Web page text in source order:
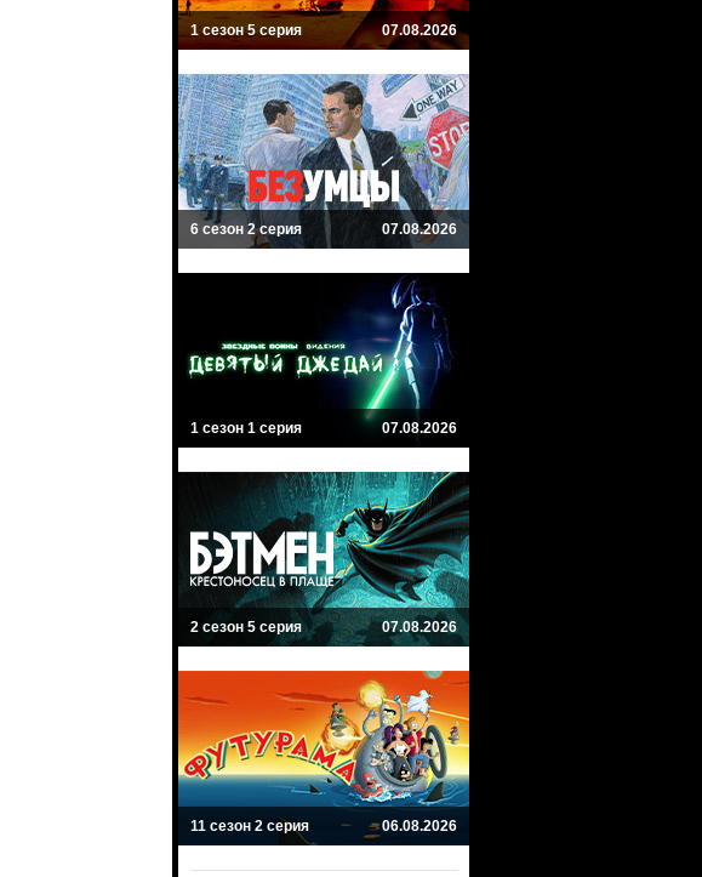
1 сезон 5 серия 07.08.2026
6 сезон 2 серия 07.08.2026
1 сезон 1 серия 07.08.2026
2 сезон 5 серия 07.08.2026
11 сезон 2 серия 06.08.2026